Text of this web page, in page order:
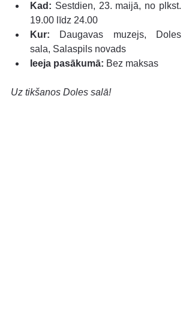
Kad: Sestdien, 23. maijā, no plkst.
19.00 līdz 24.00
Kur: Daugavas muzejs, Doles
sala, Salaspils novads
Ieeja pasākumā: Bez maksas
Uz tikšanos Doles salā!